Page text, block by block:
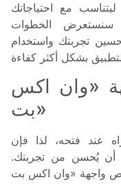
مع احتياجاتك
سنستعرض الخطوات
تجربتك واستخدام
«وان اكس
بت»
عند فتحه، لذا فإن
أن يُحسن من تجربتك.